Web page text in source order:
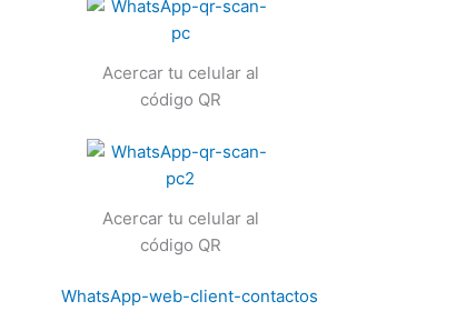
Acercar tu celular al
código QR
Acercar tu celular al
código QR